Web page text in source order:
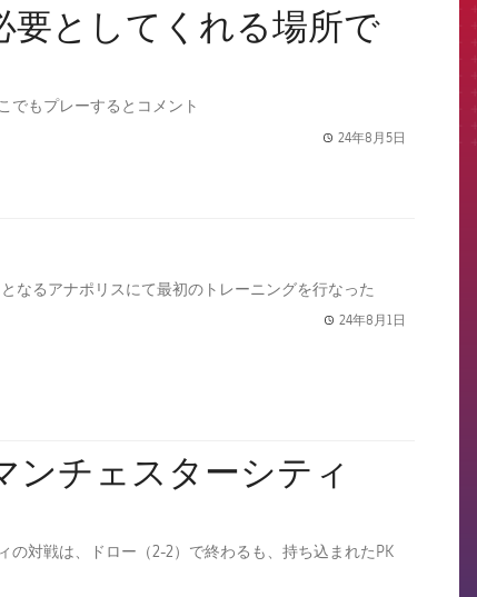
要としてくれる場所で
でもプレーするとコメント
24年8月5日
なるアナポリスにて最初のトレーニングを行なった
24年8月1日
ンチェスターシティ
対戦は、ドロー（2-2）で終わるも、持ち込まれたPK